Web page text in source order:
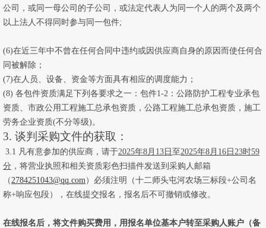
公司，或同一母公司的子公司，或法定代表人为同一个人的两个及两个
以上法人不得同时参与同一包件;
(6)在近三年中不曾在任何合同中违约或因供应商自身的原因而使任何合
同被解除；
(7)在人员、设备、资金等方面具有相应的调度能力；
(8) 各包件资质满足下列各要求之一：包件1-2：公路防护工程专业承包
资质、市政公用工程施工总承包资质，公路工程施工总承包资质，施工
劳务企业资质(不分等级)。
3. 谈判采购文件的获取：
3. 1 凡有意参加的供应商， 请于2025年8 月 13日至2025年8 月 16日 23时59
分 ， 将营业执照和相关资质彩色扫描件发送到采购人邮箱
（ 2784251043@qq .com ）必须注明（十二师头屯河农场三标段+公司名
称+响应包段）
，在线提交报名，报名后不可撤销或修改。
在线报名后，将文件购买费用，用报名单位基本户转至采购人账户（备